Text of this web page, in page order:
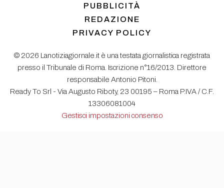
PUBBLICITÀ
REDAZIONE
PRIVACY POLICY
© 2026 Lanotiziagiornale.it è una testata giornalistica registrata
presso il Tribunale di Roma. Iscrizione n°16/2013. Direttore
responsabile Antonio Pitoni.
Ready To Srl - Via Augusto Riboty, 23 00195 – Roma P.IVA / C.F.
13306081004
Gestisci impostazioni consenso